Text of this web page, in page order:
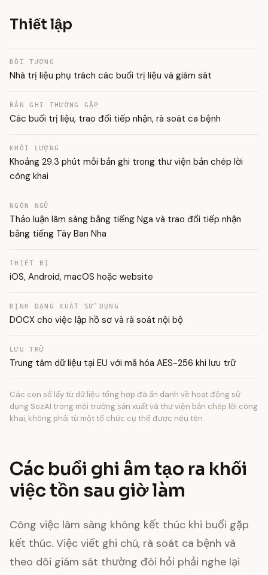
Thiết lập
ĐỐI TƯỢNG
Nhà trị liệu phụ trách các buổi trị liệu và giám sát
BẢN GHI THƯỜNG GẶP
Các buổi trị liệu, trao đổi tiếp nhận, rà soát ca bệnh
KHỐI LƯỢNG
Khoảng 29.3 phút mỗi bản ghi trong thư viện bản chép lời
công khai
NGÔN NGỮ
Thảo luận lâm sàng bằng tiếng Nga và trao đổi tiếp nhận
bằng tiếng Tây Ban Nha
THIẾT BỊ
iOS, Android, macOS hoặc website
ĐỊNH DẠNG XUẤT SỬ DỤNG
DOCX cho việc lập hồ sơ và rà soát nội bộ
LƯU TRỮ
Trung tâm dữ liệu tại EU với mã hóa AES-256 khi lưu trữ
Các con số lấy từ dữ liệu tổng hợp đã ẩn danh về hoạt động sử
dụng SozAI trong môi trường sản xuất và thư viện bản chép lời công
khai, không phải từ một tổ chức cụ thể được nêu tên.
Các buổi ghi âm tạo ra khối
việc tồn sau giờ làm
Công việc lâm sàng không kết thúc khi buổi gặp
kết thúc. Việc viết ghi chú, rà soát ca bệnh và
theo dõi giám sát thường đòi hỏi phải nghe lại